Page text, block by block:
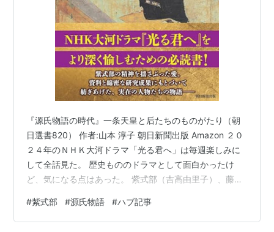
『源氏物語の時代』一条天皇と后たちのものがたり（朝
日選書820） 作者:山本 淳子 朝日新聞出版 Amazon ２０
２４年のＮＨＫ大河ドラマ「光る君へ」は毎週楽しみに
して全話見た。 歴史もののドラマとして面白かったけ
ど、気になる点はあった。 紫式部（吉高由里子）、藤原
のキャラクター設定だ。 www.youtube.com 大河ドラマ
光る君へ 完全版 第一集 DVD BOX [DVD] 吉高由里子
#紫式部 #源氏物語 #ハブ記事